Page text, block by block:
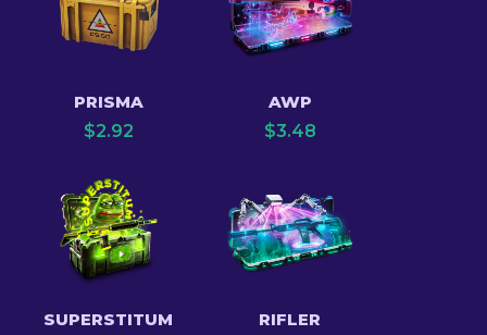
PRISMA
$2.92
AWP
$3.48
SUPERSTITUM
RIFLER